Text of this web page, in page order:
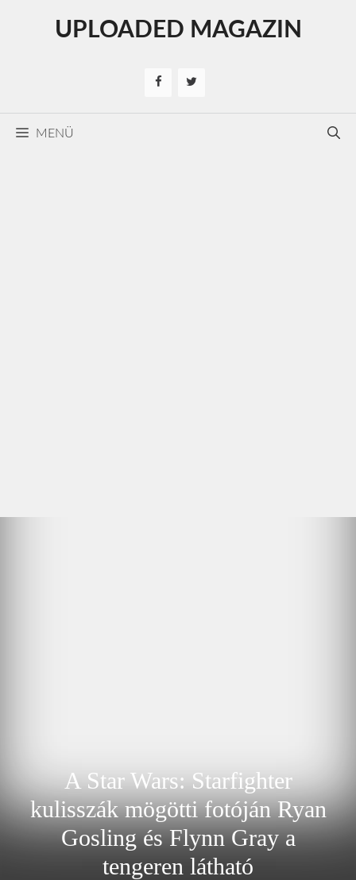
UPLOADED MAGAZIN
MENÜ
A Star Wars: Starfighter
kulisszák mögötti fotóján Ryan
Gosling és Flynn Gray a
tengeren látható